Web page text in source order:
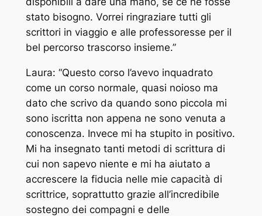
stato bisogno. Vorrei ringraziare tutti gli
scrittori in viaggio e alle professoresse per il
bel percorso trascorso insieme.”
Laura: “Questo corso l’avevo inquadrato
come un corso normale, quasi noioso ma
dato che scrivo da quando sono piccola mi
sono iscritta non appena ne sono venuta a
conoscenza. Invece mi ha stupito in positivo.
Mi ha insegnato tanti metodi di scrittura di
cui non sapevo niente e mi ha aiutato a
accrescere la fiducia nelle mie capacità di
scrittrice, soprattutto grazie all’incredibile
sostegno dei compagni e delle